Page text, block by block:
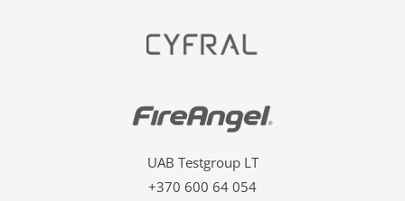
UAB Testgroup LT
+370 600 64 054